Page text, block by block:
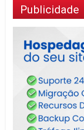
Publicidade